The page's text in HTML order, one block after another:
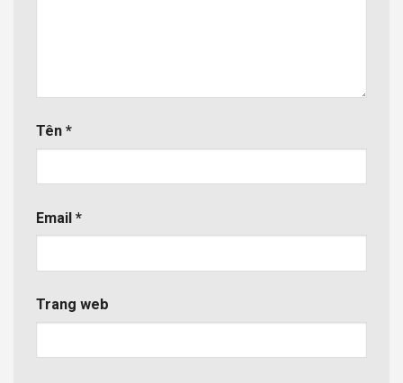
Tên *
Email *
Trang web